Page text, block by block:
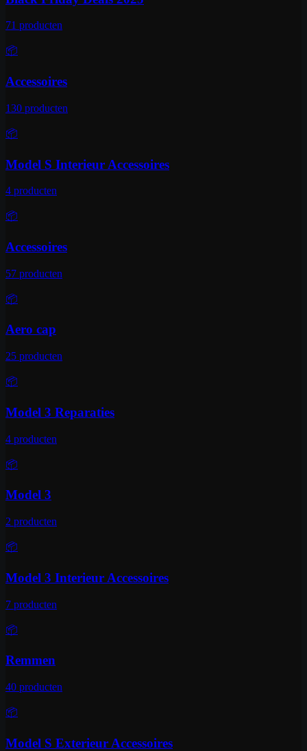
71 producten
📦
Accessoires
130 producten
📦
Model S Interieur Accessoires
4 producten
📦
Accessoires
57 producten
📦
Aero cap
25 producten
📦
Model 3 Reparaties
4 producten
📦
Model 3
2 producten
📦
Model 3 Interieur Accessoires
7 producten
📦
Remmen
40 producten
📦
Model S Exterieur Accessoires